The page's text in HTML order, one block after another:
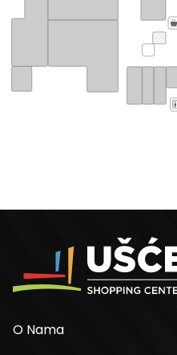
O Nama